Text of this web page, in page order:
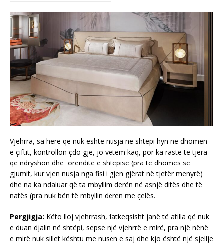
Vjehrra, sa herë që nuk është nusja në shtëpi hyn në dhomën
e çiftit, kontrollon çdo gjë, jo vetëm kaq, por ka raste të tjera
që ndryshon dhe orenditë e shtëpisë (pra të dhomës së
gjumit, kur vjen nusja nga fisi i gjen gjërat në tjetër menyrë)
dhe na ka ndaluar që ta mbyllim derën në asnjë ditës dhe të
natës (pra nuk bën të mbyllin deren me çelës.
Pergjigja: Këto lloj vjehrrash, fatkeqsisht janë të atilla që nuk
e duan djalin në shtëpi, sepse një vjehrrë e mirë, pra një nënë
e mirë nuk sillet kështu me nusen e saj dhe kjo është një sjellje